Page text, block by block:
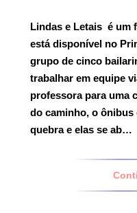
Lindas e Letais é um
está disponível no
grupo de cinco
trabalhar em equipe
professora para uma
do caminho, o ônibus
quebra e elas se ab…